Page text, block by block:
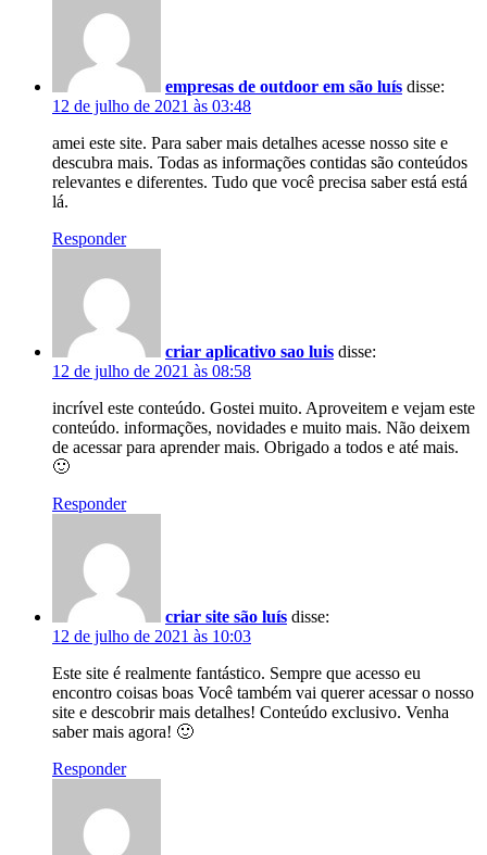
empresas de outdoor em são luís disse:
12 de julho de 2021 às 03:48
amei este site. Para saber mais detalhes acesse nosso site e
descubra mais. Todas as informações contidas são conteúdos
relevantes e diferentes. Tudo que você precisa saber está está
lá.
Responder
criar aplicativo sao luis disse:
12 de julho de 2021 às 08:58
incrível este conteúdo. Gostei muito. Aproveitem e vejam este
conteúdo. informações, novidades e muito mais. Não deixem
de acessar para aprender mais. Obrigado a todos e até mais.
🙂
Responder
criar site são luís disse:
12 de julho de 2021 às 10:03
Este site é realmente fantástico. Sempre que acesso eu
encontro coisas boas Você também vai querer acessar o nosso
site e descobrir mais detalhes! Conteúdo exclusivo. Venha
saber mais agora! 🙂
Responder